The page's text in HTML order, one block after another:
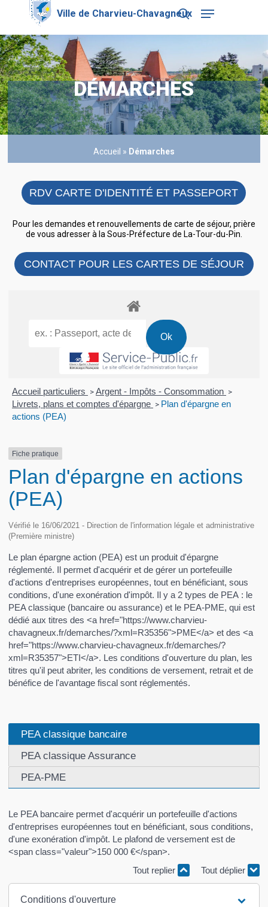
content
search
Menu
DÉMARCHES
Accueil » Démarches
RDV CARTE D'IDENTITÉ ET PASSEPORT
Pour les demandes et renouvellements de carte de séjour, prière
de vous adresser à la Sous-Préfecture de La-Tour-du-Pin.
CONTACT POUR LES CARTES DE SÉJOUR
Accueil particuliers > Argent - Impôts - Consommation >
Livrets, plans et comptes d'épargne > Plan d'épargne en
actions (PEA)
Fiche pratique
Plan d'épargne en actions
(PEA)
Vérifié le 16/06/2021 - Direction de l'information légale et administrative
(Première ministre)
Le plan épargne action (PEA) est un produit d'épargne
réglementé. Il permet d'acquérir et de gérer un portefeuille
d'actions d'entreprises européennes, tout en bénéficiant, sous
conditions, d'une exonération d'impôt. Il y a 2 types de PEA : le
PEA classique (bancaire ou assurance) et le PEA-PME, qui est
dédié aux titres des <a href="https://www.charvieu-
chavagneux.fr/demarches/?xml=R35356">PME</a> et des <a
href="https://www.charvieu-chavagneux.fr/demarches/?
xml=R35357">ETI</a>. Les conditions d'ouverture du plan, les
titres qu'il peut abriter, les conditions de versement, retrait et de
bénéfice de l'avantage fiscal sont réglementés.
PEA classique bancaire
PEA classique Assurance
PEA-PME
Le PEA bancaire permet d'acquérir un portefeuille d'actions
d'entreprises européennes tout en bénéficiant, sous conditions,
d'une exonération d'impôt. Le plafond de versement est de
<span class="valeur">150 000 €</span>.
Tout replier
Tout déplier
Conditions d'ouverture
Close